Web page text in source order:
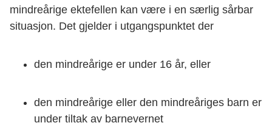
mindreårige ektefellen kan være i en særlig sårbar
situasjon. Det gjelder i utgangspunktet der
den mindreårige er under 16 år, eller
den mindreårige eller den mindreåriges barn er
under tiltak av barnevernet